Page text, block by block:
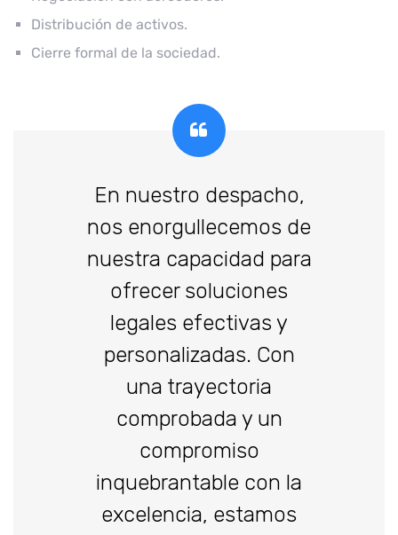
Distribución de activos.
Cierre formal de la sociedad.
En nuestro despacho,
nos enorgullecemos de
nuestra capacidad para
ofrecer soluciones
legales efectivas y
personalizadas. Con
una trayectoria
comprobada y un
compromiso
inquebrantable con la
excelencia, estamos